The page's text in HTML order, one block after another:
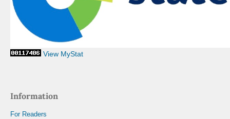
View MyStat
Information
For Readers